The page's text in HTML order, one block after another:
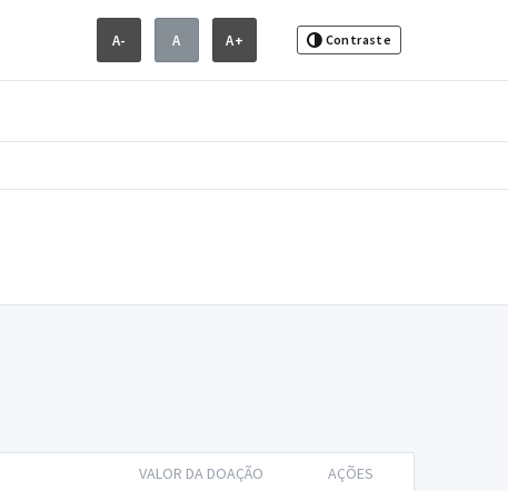
A- A A+ Contraste
VALOR DA DOAÇÃO AÇÕES